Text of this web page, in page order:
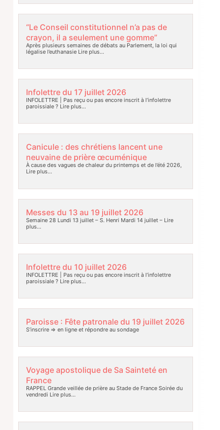
“Le Conseil constitutionnel n’a pas de
crayon, il a seulement une gomme”
Après plusieurs semaines de débats au Parlement, la loi qui
légalise l’euthanasieLire plus…
Infolettre du 17 juillet 2026
INFOLETTRE | Pas reçu ou pas encore inscrit à l’infolettre
paroissiale ? Lire plus…
Canicule : des chrétiens lancent une
neuvaine de prière œcuménique
À cause des vagues de chaleur du printemps et de l’été 2026,
Lire plus…
Messes du 13 au 19 juillet 2026
Semaine 28 Lundi 13 juillet – S. Henri Mardi 14 juillet –Lire
plus…
Infolettre du 10 juillet 2026
INFOLETTRE | Pas reçu ou pas encore inscrit à l’infolettre
paroissiale ? Lire plus…
Paroisse : Fête patronale du 19 juillet 2026
S’inscrire => en ligne et répondre au sondage
Voyage apostolique de Sa Sainteté en
France
RAPPEL Grande veillée de prière au Stade de France Soirée du
vendredi Lire plus…